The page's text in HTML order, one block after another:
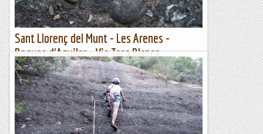
Sant Llorenç del Munt - Les Arenes -
Roques d'Aguilar - Via Taca Blanca
-16/08/2022
Aprofitem que han obert altra cop el massis de Sant Llorenç
del Munt a les restriccions. Avui anem d'hora i primer anem
a escalar i després a fer un bon esmorzar a Sant...
Manel&Ita